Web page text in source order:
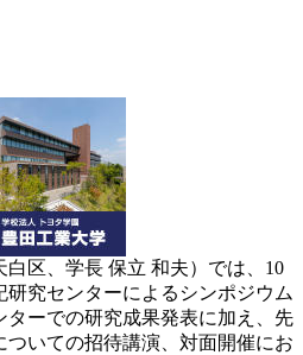
区、学長 保立 和夫）では、10
研究センターによるシンポジウム
ターでの研究成果発表に加え、先
いての招待講演、対面開催にお